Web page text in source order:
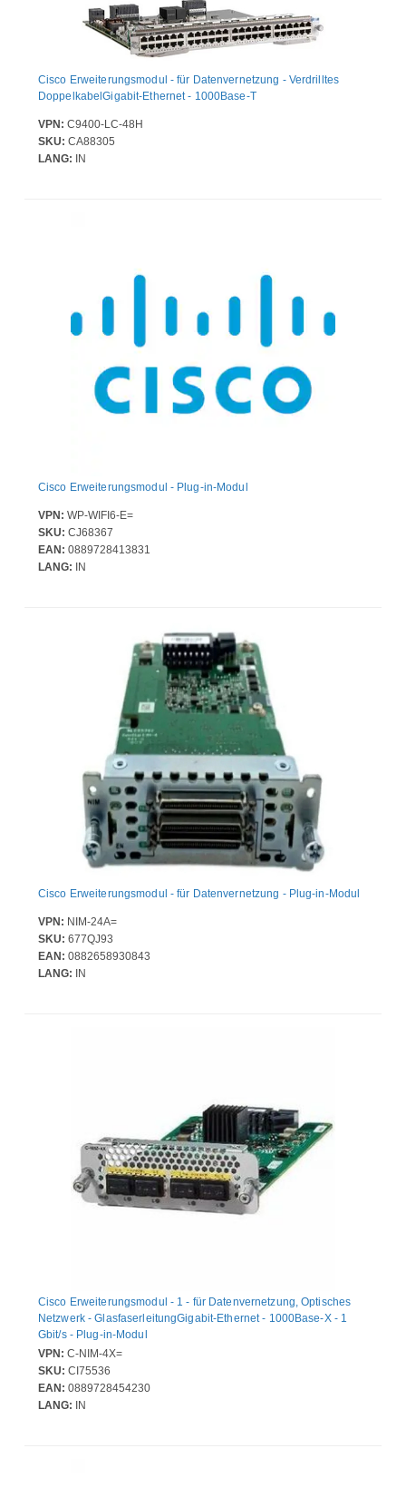
Cisco Erweiterungsmodul - für Datenvernetzung - Verdrilltes
DoppelkabelGigabit-Ethernet - 1000Base-T
VPN: C9400-LC-48H
SKU: CA88305
LANG: IN
Cisco Erweiterungsmodul - Plug-in-Modul
VPN: WP-WIFI6-E=
SKU: CJ68367
EAN: 0889728413831
LANG: IN
Cisco Erweiterungsmodul - für Datenvernetzung - Plug-in-Modul
VPN: NIM-24A=
SKU: 677QJ93
EAN: 0882658930843
LANG: IN
Cisco Erweiterungsmodul - 1 - für Datenvernetzung, Optisches
Netzwerk - GlasfaserleitungGigabit-Ethernet - 1000Base-X - 1
Gbit/s - Plug-in-Modul
VPN: C-NIM-4X=
SKU: CI75536
EAN: 0889728454230
LANG: IN